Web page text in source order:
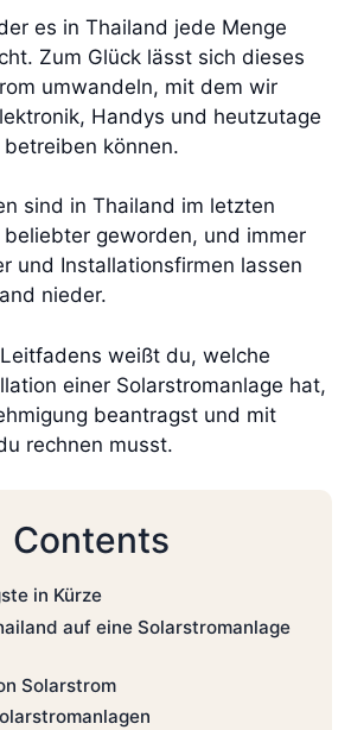
es in Thailand jede Menge
Zum Glück lässt sich dieses
umwandeln, mit dem wir
Handys und heutzutage
können.
sind in Thailand im letzten
geworden, und immer
und Installationsfirmen lassen
nieder.
weißt du, welche
einer Solarstromanlage hat,
beantragst und mit
rechnen musst.
Contents
in Kürze
auf eine Solarstromanlage
Solarstrom